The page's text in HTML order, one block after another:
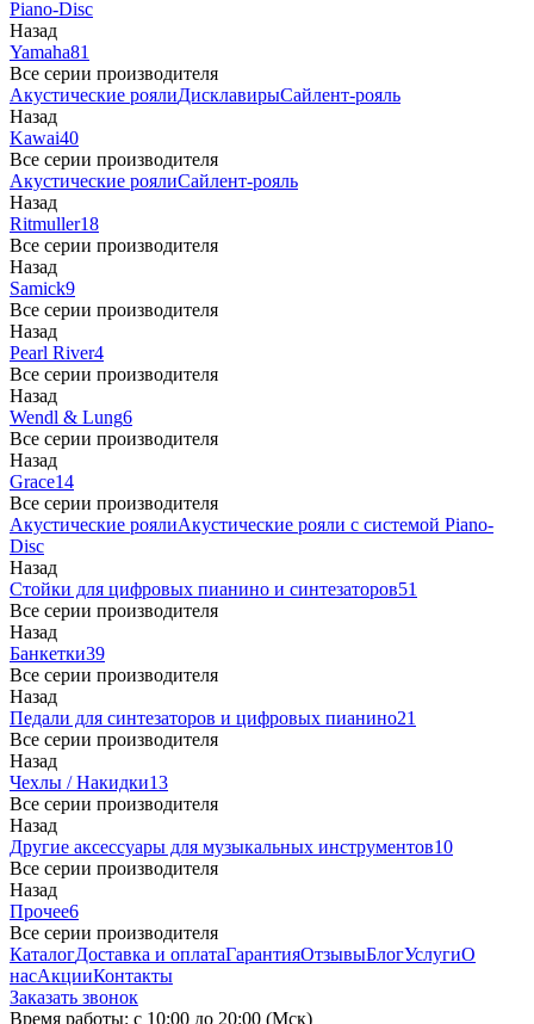
Piano-Disc
Назад
Yamaha81
Все серии производителя
Акустические роялиДисклавирыСайлент-рояль
Назад
Kawai40
Все серии производителя
Акустические роялиСайлент-рояль
Назад
Ritmuller18
Все серии производителя
Назад
Samick9
Все серии производителя
Назад
Pearl River4
Все серии производителя
Назад
Wendl & Lung6
Все серии производителя
Назад
Grace14
Все серии производителя
Акустические роялиАкустические рояли с системой Piano-
Disc
Назад
Стойки для цифровых пианино и синтезаторов51
Все серии производителя
Назад
Банкетки39
Все серии производителя
Назад
Педали для синтезаторов и цифровых пианино21
Все серии производителя
Назад
Чехлы / Накидки13
Все серии производителя
Назад
Другие аксессуары для музыкальных инструментов10
Все серии производителя
Назад
Прочее6
Все серии производителя
КаталогДоставка и оплатаГарантияОтзывыБлогУслугиО
насАкцииКонтакты
Заказать звонок
Время работы: с 10:00 до 20:00 (Мск)